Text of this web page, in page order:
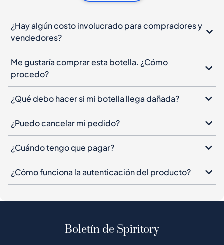
¿Hay algún costo involucrado para compradores y
vendedores?
Me gustaría comprar esta botella. ¿Cómo
procedo?
¿Qué debo hacer si mi botella llega dañada?
¿Puedo cancelar mi pedido?
¿Cuándo tengo que pagar?
¿Cómo funciona la autenticación del producto?
Boletín de Spiritory